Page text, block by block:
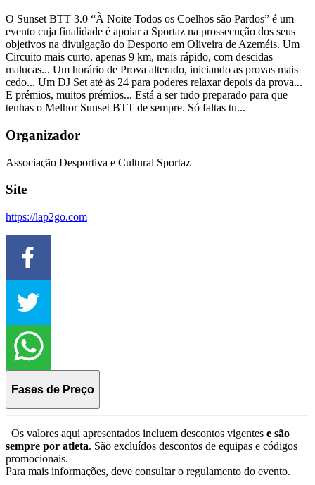
O Sunset BTT 3.0 “À Noite Todos os Coelhos são Pardos” é um
evento cuja finalidade é apoiar a Sportaz na prossecução dos seus
objetivos na divulgação do Desporto em Oliveira de Azeméis. Um
Circuito mais curto, apenas 9 km, mais rápido, com descidas
malucas... Um horário de Prova alterado, iniciando as provas mais
cedo... Um DJ Set até às 24 para poderes relaxar depois da prova...
E prémios, muitos prémios... Está a ser tudo preparado para que
tenhas o Melhor Sunset BTT de sempre. Só faltas tu...
Organizador
Associação Desportiva e Cultural Sportaz
Site
https://lap2go.com
Fases de Preço
Os valores aqui apresentados incluem descontos vigentes e são
sempre por atleta. São excluídos descontos de equipas e códigos
promocionais.
Para mais informações, deve consultar o regulamento do evento.